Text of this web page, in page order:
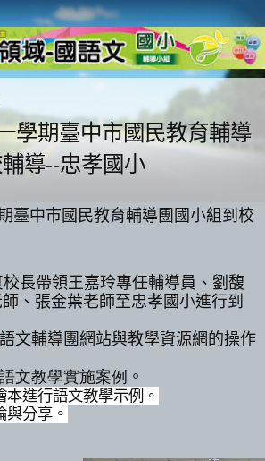
學期臺中市國民教育輔導
導--忠孝國小
臺中市國民教育輔導團國小組到校
校長帶領王嘉玲專任輔導員 、劉馥
師、張金葉老師至忠孝國小進行到
文輔導團網站與教學資源網的操作
文教學實施案例 。
進行語文教學示例 。
與分享。